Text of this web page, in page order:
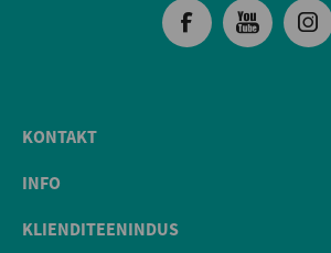
KONTAKT
INFO
KLIENDITEENINDUS